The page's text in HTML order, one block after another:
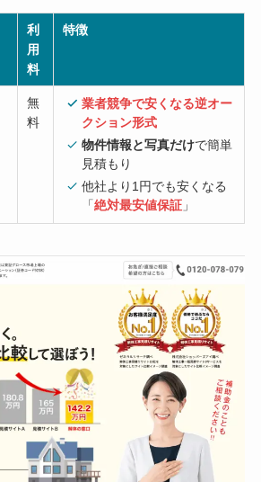
利
用
料
特徴
無
料
業者競争で安くなる逆オー
クション形式
物件情報と写真だけで簡単
見積もり
他社より1円でも安くなる
「絶対最安値保証 」